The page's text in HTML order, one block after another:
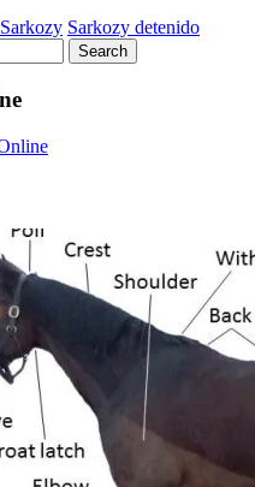
Sarkozy detenido